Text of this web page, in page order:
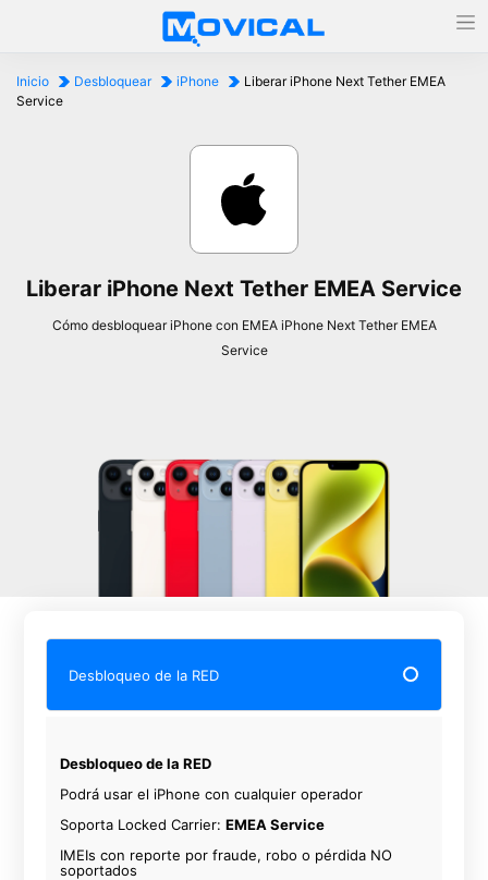
Inicio Desbloquear iPhone
Liberar iPhone Next Tether EMEA
Service
Liberar iPhone Next Tether EMEA Service
Cómo desbloquear iPhone con EMEA iPhone Next Tether EMEA
Service
Desbloqueo de la RED
Desbloqueo de la RED
Podrá usar el iPhone con cualquier operador
Soporta Locked Carrier:EMEA Service
IMEIs con reporte por fraude, robo o pérdida NO
soportados